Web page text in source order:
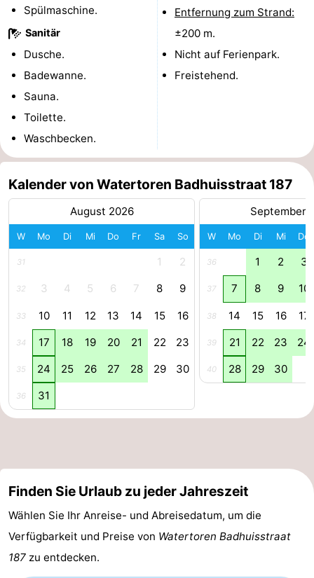
Kop
Schouwen
-
Natur
-
Natur
-
Walcherse
bos
Dishoek
Middelburg
Zeeuws-
Vlaanderen
-
Sluis
-
Cadzand
-
Natur
Het
Wetter
Kontakt
Spülmaschine.
Sanitär
Dusche.
Badewanne.
Sauna.
Toilette.
Waschbecken.
Entfernung zum Strand:
±200 m.
Nicht auf Ferienpark.
Freistehend.
Kalender von Watertoren Badhuisstraat 187
August 2026
W Mo Di Mi Do Fr Sa So
31 1 2
32 3 4 5 6 7 8 9
33 10 11 12 13 14 15 16
34 17 18 19 20 21 22 23
35 24 25 26 27 28 29 30
36 31
September
W Mo Di Mi Do
36 1 2 3
37 7 8 9 10
38 14 15 16 17
39 21 22 23 24
40 28 29 30
Finden Sie Urlaub zu jeder Jahreszeit
Wählen Sie Ihr Anreise- und Abreisedatum, um die
Verfügbarkeit und Preise von Watertoren Badhuisstraat
187 zu entdecken.